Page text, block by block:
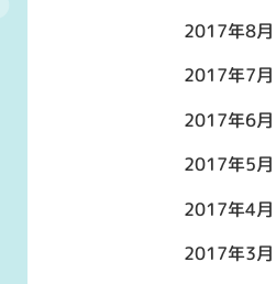
2017年8月
2017年7月
2017年6月
2017年5月
2017年4月
2017年3月